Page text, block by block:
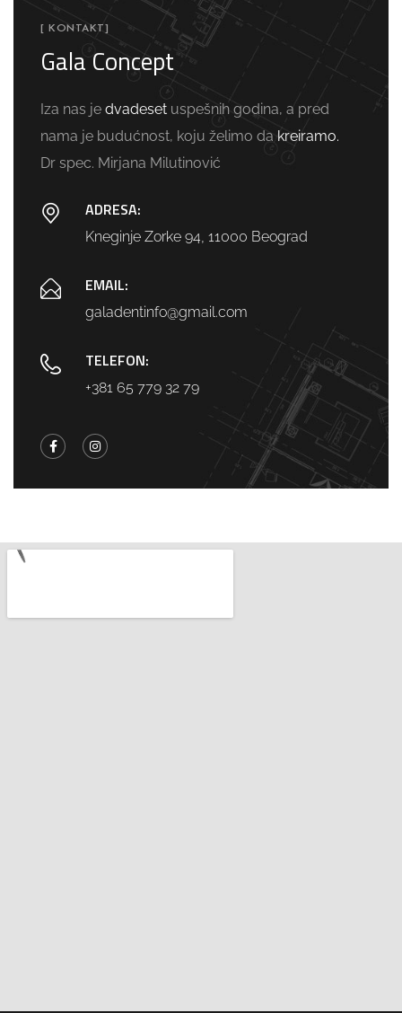
[ KONTAKT]
Gala Concept
Iza nas je dvadeset uspešnih godina, a pred
nama je budućnost, koju želimo dakreiramo.
Dr spec. Mirjana Milutinović
ADRESA:
Kneginje Zorke 94, 11000 Beograd
EMAIL:
galadentinfo@gmail.com
TELEFON:
+381 65 779 32 79